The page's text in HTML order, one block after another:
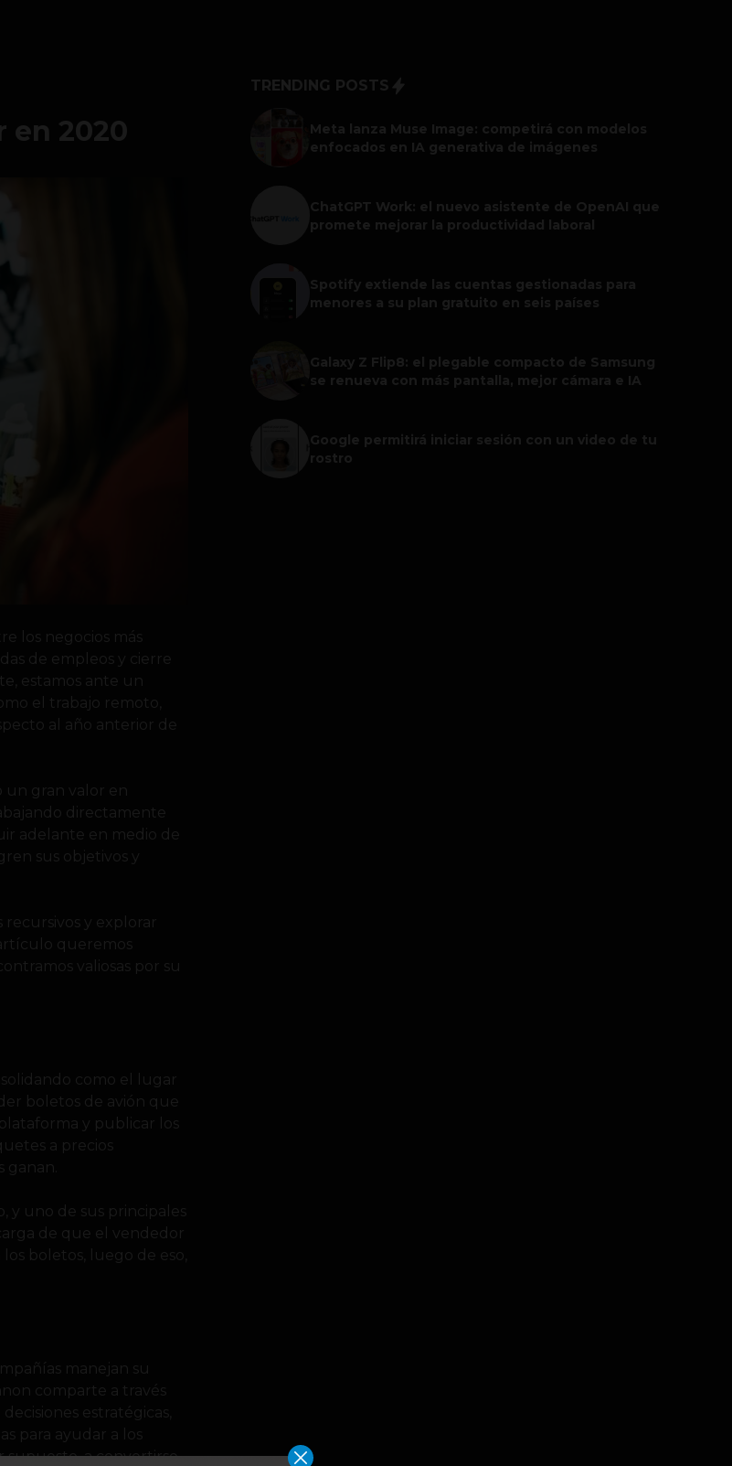
en 2020
los negocios más
de empleos y cierre
estamos ante un
el trabajo remoto,
al año anterior de
un gran valor en
directamente
adelante en medio de
sus objetivos y
y explorar
queremos
valiosas por su
como el lugar
boletos de avión que
y publicar los
a precios
ganan.
y uno de sus principales
de que el vendedor
boletos, luego de eso,
manejan su
comparte a través
estratégicas,
para ayudar a los
supuesto, a convertirse
TRENDING POSTS
Meta lanza Muse Image: competirá con modelos
enfocados en IA generativa de imágenes
ChatGPT Work: el nuevo asistente de OpenAI que
promete mejorar la productividad laboral
Spotify extiende las cuentas gestionadas para
menores a su plan gratuito en seis países
Galaxy Z Flip8: el plegable compacto de Samsung
se renueva con más pantalla, mejor cámara e IA
Google permitirá iniciar sesión con un video de tu
rostro